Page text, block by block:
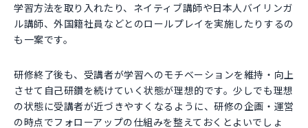
学習方法を取り入れたり、ネイティブ講師や日本人バイリンガ
ル講師、外国籍社員などとのロールプレイを実施したりするの
も一案です。
研修終了後も、受講者が学習へのモチベーションを維持・向上
させて自己研鑽を続けていく状態が理想的です。少しでも理想
の状態に受講者が近づきやすくなるように、研修の企画・運営
の時点でフォローアップの仕組みを整えておくとよいでしょ